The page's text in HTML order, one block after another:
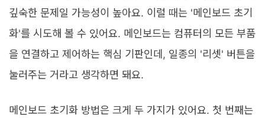
깊숙한 문제일 가능성이 높아요. 이럴 때는 '메인보드 초기
화'를 시도해 볼 수 있어요. 메인보드는 컴퓨터의 모든 부품
을 연결하고 제어하는 핵심 기판인데, 일종의 '리셋' 버튼을
눌러주는 거라고 생각하면 돼요.
메인보드 초기화 방법은 크게 두 가지가 있어요. 첫 번째는